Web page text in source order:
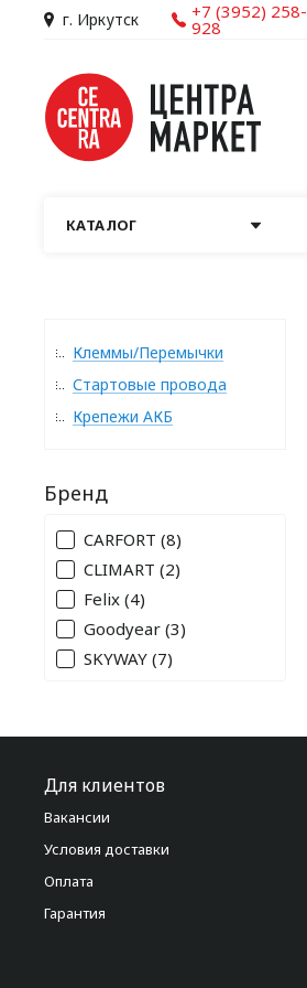
г. Иркутск +7 (3952) 258-
928
КАТАЛОГ
Клеммы/Перемычки
Стартовые провода
Крепежи АКБ
Бренд
CARFORT (8)
CLIMART (2)
Felix (4)
Goodyear (3)
SKYWAY (7)
Для клиентов
Вакансии
Условия доставки
Оплата
Гарантия